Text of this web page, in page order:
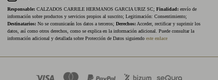
Responsable: CALZADOS CARRILE HERMANOS GARCIA URIZ SC; Finalidad: envío de
información sobre productos y servicios propios al suscrito; Legitimación: Consentimiento;
Destinatarios: No se comunicarán los datos a terceros; Derechos: Acceder, rectificar y suprimir los
datos, así como otros derechos, como se explica en la información adicional. Puede consultar la
información adicional y detallada sobre Protección de Datos siguiendo este enlace